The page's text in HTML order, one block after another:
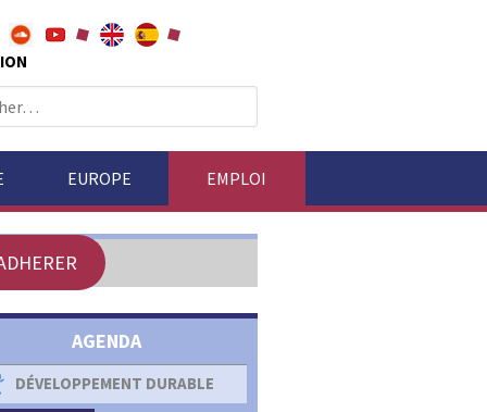
EUROPE EMPLOI
AGENDA
DÉVELOPPEMENT DURABLE